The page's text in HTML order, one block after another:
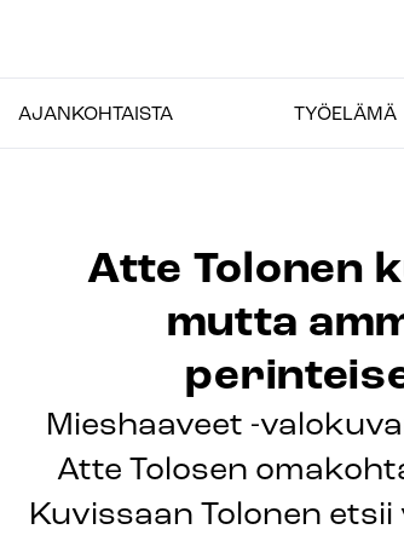
AJANKOHTAISTA TYÖELÄMÄ
Atte Tolonen
mutta
Mieshaaveet -
Atte Tolosen
Kuvissaan Tolonen